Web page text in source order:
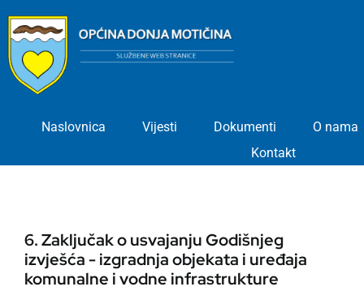
content
Naslovnica Vijesti Dokumenti
O nama
Kontakt
6. Zaključak o usvajanju Godišnjeg
izvješća - izgradnja objekata i uređaja
komunalne i vodne infrastrukture